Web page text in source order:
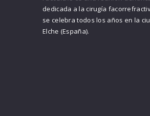
dedicada a la cirugía
se celebra todos los años en la
Elche (España).